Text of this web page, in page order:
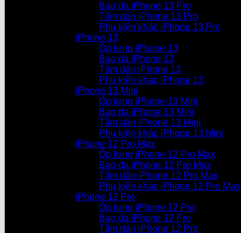
Bao da iPhone 13 Pro
Tấm dán iPhone 13 Pro
Phụ kiện khác iPhone 13 Pro
iPhone 13
Ốp lưng iPhone 13
Bao da iPhone 13
Tấm dán iPhone 13
Phụ kiện khác iPhone 13
iPhone 13 Mini
Ốp lưng iPhone 13 Mini
Bao da iPhone 13 Mini
Tấm dán iPhone 13 Mini
Phụ kiện khác iPhone 13 Mini
iPhone 12 Pro Max
Ốp lưng iPhone 12 Pro Max
Bao da iPhone 12 Pro Max
Tấm dán iPhone 12 Pro Max
Phụ kiện khác iPhone 12 Pro Max
iPhone 12 Pro
Ốp lưng iPhone 12 Pro
Bao da iPhone 12 Pro
Tấm dán iPhone 12 Pro